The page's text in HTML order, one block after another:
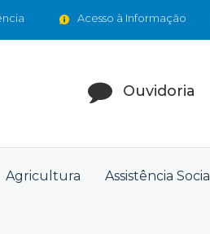
Acesso à Informação
Ouvidoria
Agricultura Assistência Social